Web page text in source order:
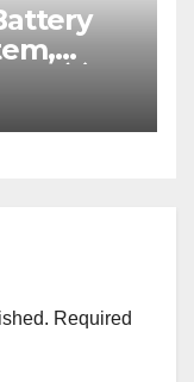
Battery
प्रोजेक्ट
Required